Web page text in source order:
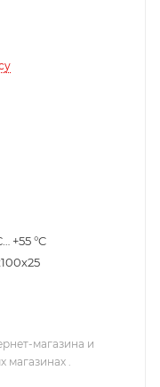
+55 °C
магазина и
магазинах .